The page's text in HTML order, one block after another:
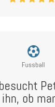
Fussball
ihn, ob